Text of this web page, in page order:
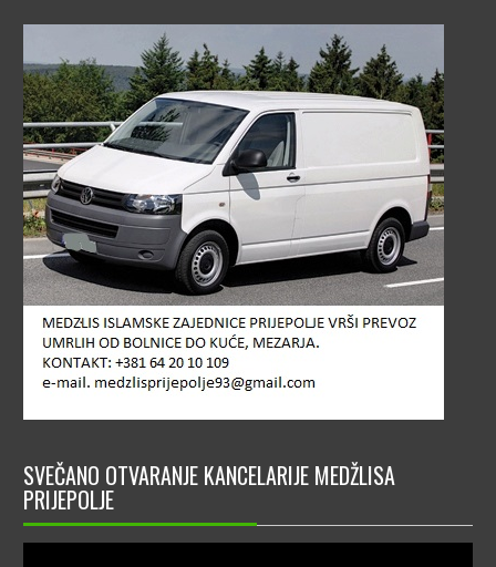
SVEČANO OTVARANJE KANCELARIJE MEDŽLISA
PRIJEPOLJE